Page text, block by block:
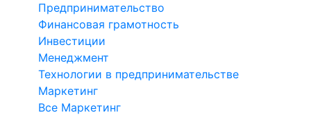
Предпринимательство
Финансовая грамотность
Инвестиции
Менеджмент
Технологии в предпринимательстве
Маркетинг
Все Маркетинг